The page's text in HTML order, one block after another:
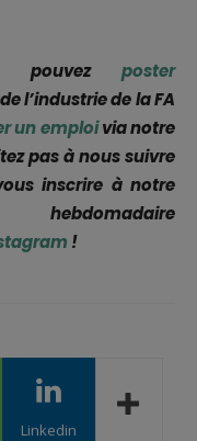
pouvez poster
l’industrie de la FA
un emploivia notre
pas à nous suivre
inscrire à notre
!
Linkedin